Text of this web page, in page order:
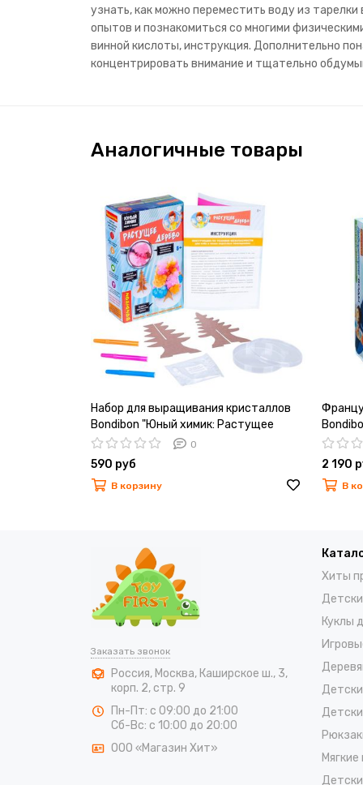
узнать, как можно переместить воду из тарелки
опытов и познакомиться со многими
винной кислоты, инструкция. Дополнительно
концентрировать внимание и тщательно
Аналогичные товары
Набор для выращивания кристаллов
Bondibon "Юный химик: Растущее
Дерево"
0
590 руб
В корзину
2 190
В
Заказать звонок
Россия, Москва, Каширское ш., 3,
корп. 2, стр. 9
Пн-Пт: с 09:00 до 21:00
Сб-Вс: с 10:00 до 20:00
ООО «Магазин Хит»
Хиты
Куклы